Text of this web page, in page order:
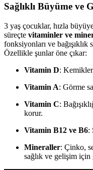
Sağlıklı Büyüme ve
3 yaş çocuklar, hızla
süreçte vitaminler ve
fonksiyonları ve
Özellikle şunlar öne çıkar:
Vitamin D:
Vitamin A: Görme
Vitamin C:
korur.
Vitamin B12 ve B6:
Mineraller: Çinko,
sağlık ve gelişim için